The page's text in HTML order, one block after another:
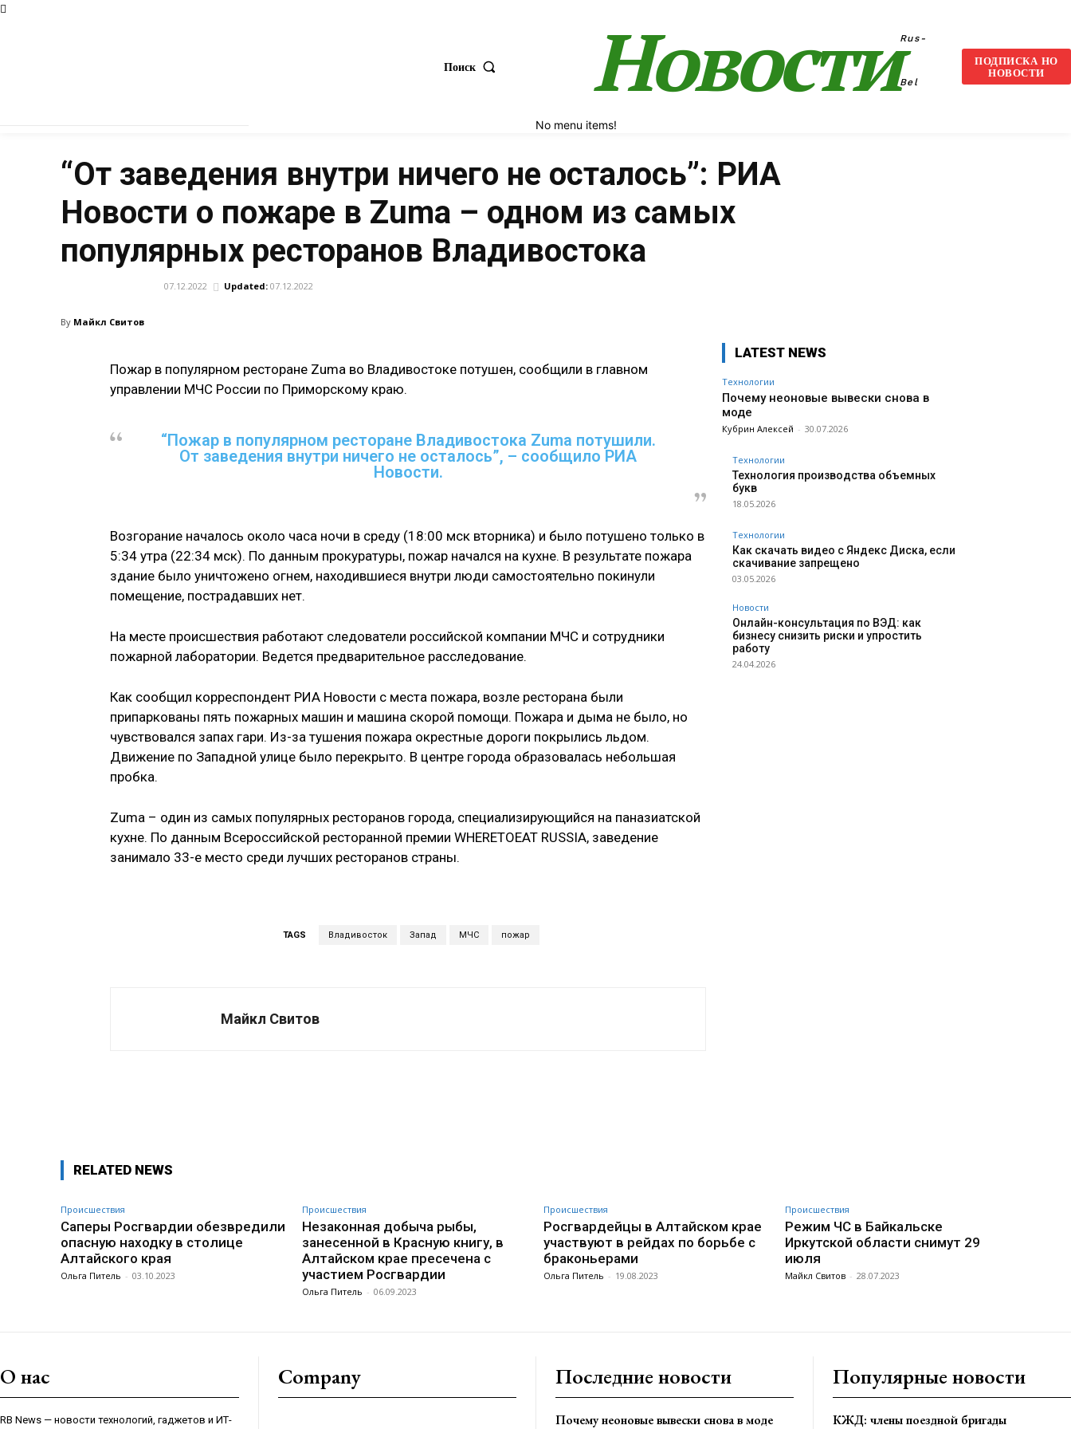
Поиск НовостиRus-
Bel
ПОДПИСКА НО
НОВОСТИ
No menu items!
“От заведения внутри ничего не осталось”: РИА
Новости о пожаре в Zuma – одном из самых
популярных ресторанов Владивостока
07.12.2022 Updated: 07.12.2022
By Майкл Свитов
Пожар в популярном ресторане Zuma во Владивостоке потушен, сообщили в главном
управлении МЧС России по Приморскому краю.
“Пожар в популярном ресторане Владивостока Zuma потушили.
От заведения внутри ничего не осталось”, – сообщило РИА
Новости.
Возгорание началось около часа ночи в среду (18:00 мск вторника) и было потушено только в
5:34 утра (22:34 мск). По данным прокуратуры, пожар начался на кухне. В результате пожара
здание было уничтожено огнем, находившиеся внутри люди самостоятельно покинули
помещение, пострадавших нет.
На месте происшествия работают следователи российской компании МЧС и сотрудники
пожарной лаборатории. Ведется предварительное расследование.
Как сообщил корреспондент РИА Новости с места пожара, возле ресторана были
припаркованы пять пожарных машин и машина скорой помощи. Пожара и дыма не было, но
чувствовался запах гари. Из-за тушения пожара окрестные дороги покрылись льдом.
Движение по Западной улице было перекрыто. В центре города образовалась небольшая
пробка.
Zuma – один из самых популярных ресторанов города, специализирующийся на паназиатской
кухне. По данным Всероссийской ресторанной премии WHERETOEAT RUSSIA, заведение
занимало 33-е место среди лучших ресторанов страны.
TAGS Владивосток Запад МЧС пожар
Майкл Свитов
LATEST NEWS
Технологии
Почему неоновые вывески снова в
моде
Кубрин Алексей - 30.07.2026
Технологии
Технология производства объемных
букв
18.05.2026
Технологии
Как скачать видео с Яндекс Диска, если
скачивание запрещено
03.05.2026
Новости
Онлайн-консультация по ВЭД: как
бизнесу снизить риски и упростить
работу
24.04.2026
RELATED NEWS
Происшествия
Саперы Росгвардии обезвредили
опасную находку в столице
Алтайского края
Ольга Питель - 03.10.2023
Происшествия
Незаконная добыча рыбы,
занесенной в Красную книгу, в
Алтайском крае пресечена с
участием Росгвардии
Ольга Питель - 06.09.2023
Происшествия
Росгвардейцы в Алтайском крае
участвуют в рейдах по борьбе с
браконьерами
Ольга Питель - 19.08.2023
Происшествия
Режим ЧС в Байкальске
Иркутской области снимут 29
июля
Майкл Свитов - 28.07.2023
О нас
RB News — новости технологий, гаджетов и ИТ-
Company Последние новости
Почему неоновые вывески снова в моде
Популярные новости
КЖД: члены поездной бригады